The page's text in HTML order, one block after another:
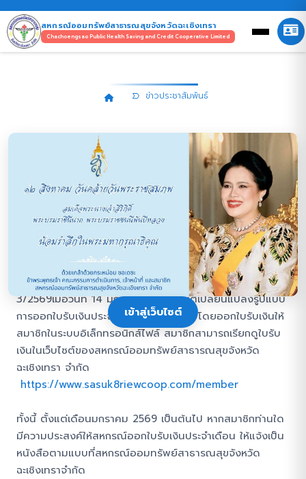
เข้าสู่เว็บไซต์
สหกรณ์ออมทรัพย์สาธารณสุขจังหวัดฉะเชิงเทรา
Chachoengsao Public Health Saving and Credit Cooperative Limited
ข่าวประชาสัมพันธ์
ประกาศสหกรณ์ออมทรัพย์
สาธารณสุขจังหวัดฉะเชิงเทรา จำกัด
เรื่อง เปลี่ยนแปลงรูปแบบการออก
ใบรับเงินประจำเดือน
ตามระเบียบสหกรณ์ออมทรัพย์สาธารณสุขจังหวัดฉะเชิงเทรา
จำกัด ว่าด้วยการรับจ่ายและเก็บรักษาเงิน พ.ศ. 2568 ประกอบ
กับมติที่ประชุมคณะกรรมการดำเนินการ ชุดที่ 36 ครั้งที่
3/2569เมื่อวันที่ 14 มกราคม 2569 มีมติเปลี่ยนแปลงรูปแบบ
การออกใบรับเงินประจำเดือนให้แก่สมาชิก โดยออกใบรับเงินให้
สมาชิกในระบบอิเล็กทรอนิกส์ไฟล์ สมาชิกสามารถเรียกดูใบรับ
เงินในเว็บไซต์ของสหกรณ์ออมทรัพย์สาธารณสุขจังหวัด
ฉะเชิงเทรา จำกัด
https://www.sasuk8riewcoop.com/member
ทั้งนี้ ตั้งแต่เดือนมกราคม 2569 เป็นต้นไป หากสมาชิกท่านใด
มีความประสงค์ให้สหกรณ์ออกใบรับเงินประจำเดือน ให้แจ้งเป็น
หนังสือตามแบบที่สหกรณ์ออมทรัพย์สาธารณสุขจังหวัด
ฉะเชิงเทราจำกัด